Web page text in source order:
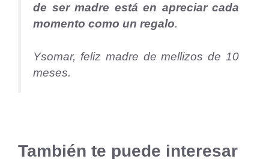
de ser madre está en apreciar cada
momento como un regalo.
Ysomar, feliz madre de mellizos de 10
meses.
También te puede interesar